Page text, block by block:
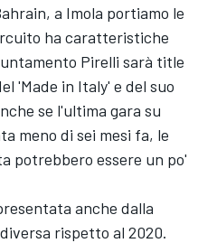
a Imola portiamo le
ha caratteristiche
Pirelli sarà title
'Made in Italy' e del suo
se l'ultima gara su
meno di sei mesi fa, le
potrebbero essere un po'
anche dalla
rispetto al 2020.